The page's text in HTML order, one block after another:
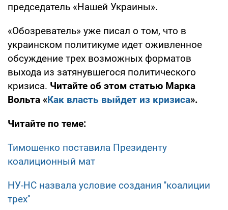
председатель «Нашей Украины».
«Обозреватель» уже писал о том, что в
украинском политикуме идет оживленное
обсуждение трех возможных форматов
выхода из затянувшегося политического
кризиса. Читайте об этом статью Марка
Вольта «Как власть выйдет из кризиса».
Читайте по теме:
Тимошенко поставила Президенту
коалиционный мат
НУ-НС назвала условие создания ''коалиции
трех''